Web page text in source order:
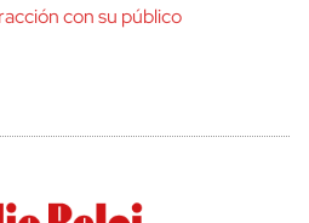
con su público